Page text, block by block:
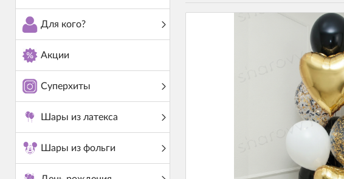
Для кого?
Акции
Суперхиты
Шары из латекса
Шары из фольги